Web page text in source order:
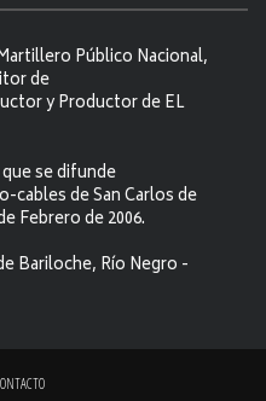
Público Nacional,
de
y Productor de EL
se difunde
cables de San Carlos de
Febrero de 2006.
Bariloche, Río Negro -